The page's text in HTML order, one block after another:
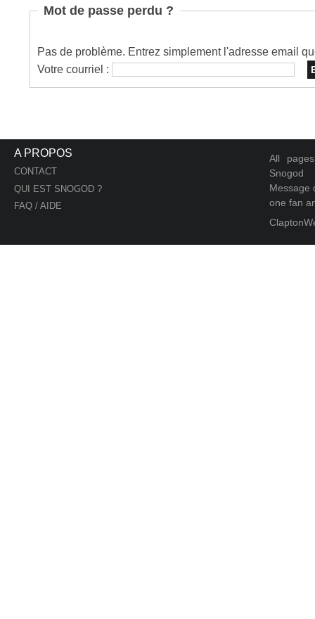
Mot de passe perdu ?
Pas de problème. Entrez simplement l'adresse email
Votre courriel :
A PROPOS
CONTACT
QUI EST SNOGOD ?
FAQ / AIDE
All
Snogod
Message
one fan